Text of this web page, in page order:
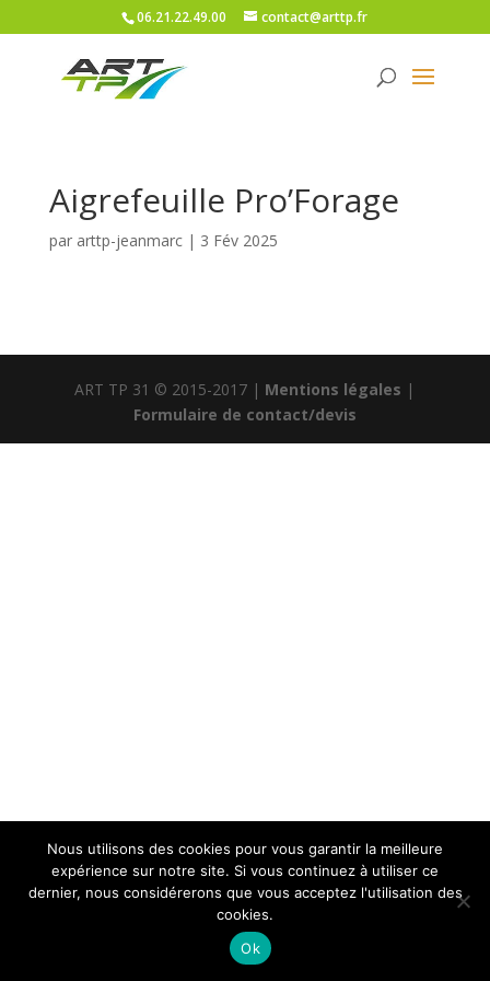
06.21.22.49.00 contact@arttp.fr
Aigrefeuille Pro’Forage
par arttp-jeanmarc| 3 Fév 2025
ART TP 31 © 2015-2017 | Mentions légales |
Formulaire de contact/devis
Nous utilisons des cookies pour vous garantir la meilleure
expérience sur notre site. Si vous continuez à utiliser ce
dernier, nous considérerons que vous acceptez l'utilisation des
cookies.
Ok